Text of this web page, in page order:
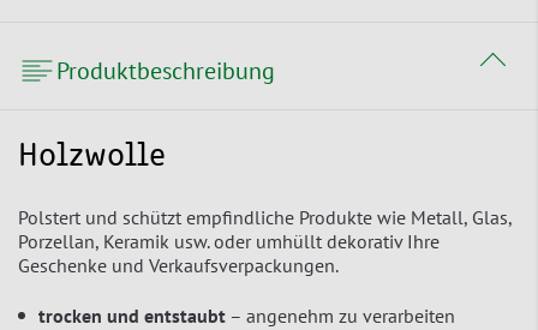
Produktbeschreibung
Holzwolle
Polstert und schützt empfindliche Produkte wie Metall, Glas,
Porzellan, Keramik usw. oder umhüllt dekorativ Ihre
Geschenke und Verkaufsverpackungen.
trocken und entstaubt – angenehm zu verarbeiten